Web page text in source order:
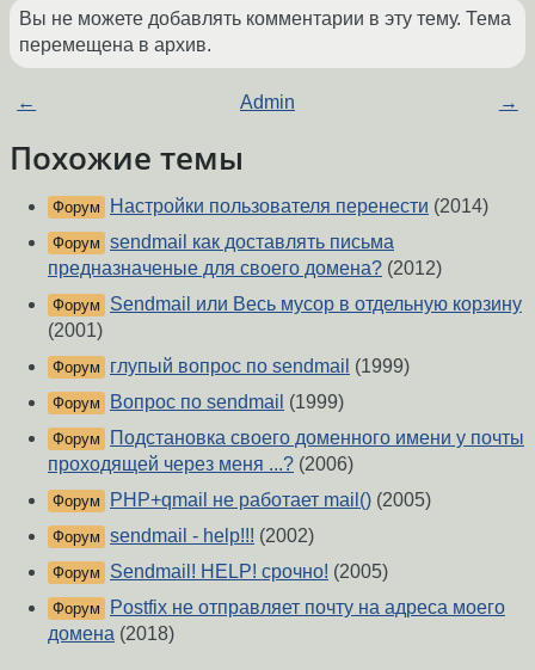
Вы не можете добавлять комментарии в эту тему. Тема
перемещена в архив.
← Admin →
Похожие темы
Форум Настройки пользователя перенести (2014)
Форум sendmail как доставлять письма
предназначеные для своего домена? (2012)
Форум
Sendmail или Весь мусор в отдельную корзину
(2001)
Форум глупый вопрос по sendmail (1999)
Форум Вопрос по sendmail (1999)
Форум
Подстановка своего доменного имени у почты
проходящей через меня ...? (2006)
Форум PHP+qmail не работает mail() (2005)
Форум sendmail - help!!! (2002)
Форум Sendmail! HELP! срочно! (2005)
Форум
Postfix не отправляет почту на адреса моего
домена (2018)